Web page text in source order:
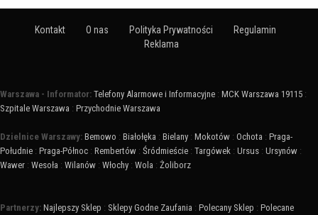
Kontakt O nas Polityka Prywatności
Regulamin
Reklama
Warszawa - Informator: Telefony Alarmowe i Informacyjne : MCK Warszawa 19115 :
Szpitale Warszawa : Przychodnie Warszawa
Dzielnice Warszawy: Bemowo : Białołęka : Bielany : Mokotów : Ochota : Praga-
Południe : Praga-Północ : Rembertów : Śródmieście : Targówek : Ursus : Ursynów :
Wawer : Wesoła : Wilanów : Włochy : Wola : Żoliborz
Partnerzy: Najlepszy Sklep : Sklepy Godne Zaufania : Polecany Sklep : Polecane